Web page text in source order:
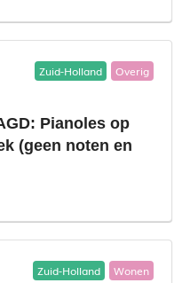
Zuid-Holland Overig
Pianoles op
(geen noten en
Zuid-Holland Wonen